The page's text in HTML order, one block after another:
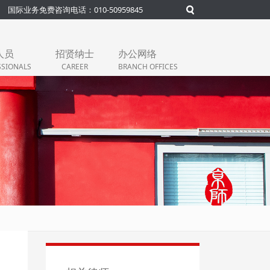
国际业务免费咨询电话：010-50959845
员 招贤纳士
CAREER
办公网络
BRANCH OFFICES